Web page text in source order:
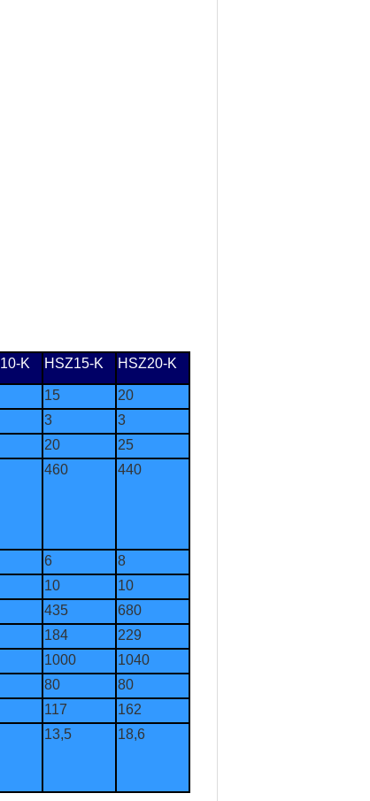
K HSZ15-K HSZ20-K
15
20
3
3
20
25
460 440
6
8
10
10
435
680
184
229
1000
1040
80
80
117
162
13,5 18,6